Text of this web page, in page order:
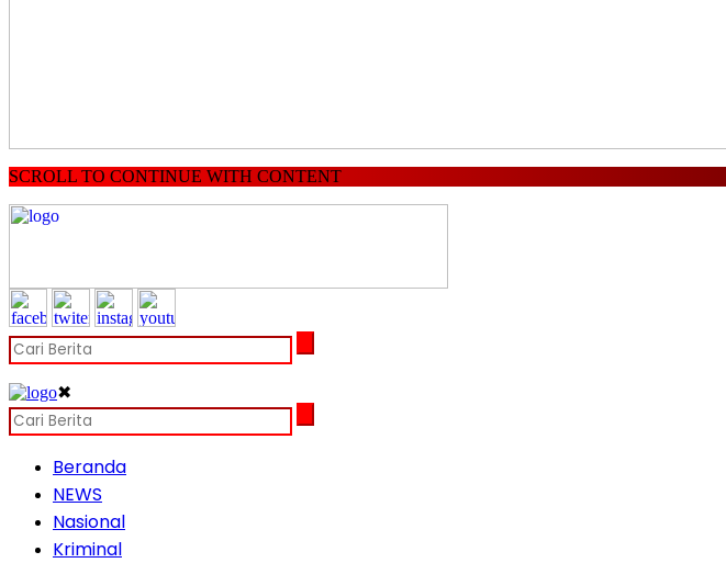
SCROLL TO CONTINUE WITH CONTENT
✖
Beranda
NEWS
Nasional
Kriminal